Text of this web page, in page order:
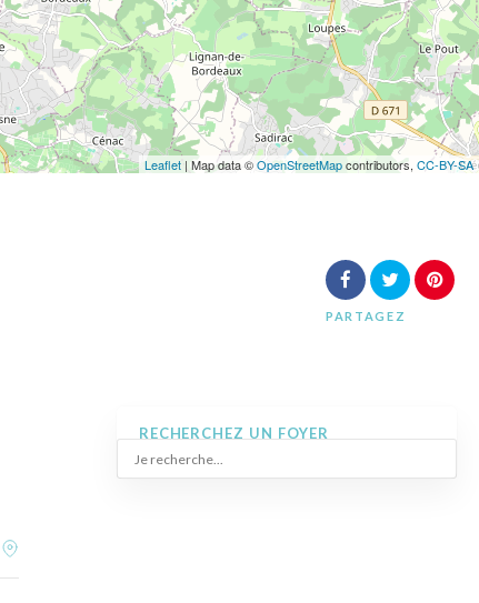
Leaflet | Map data ©OpenStreetMapcontributors, CC-BY-SA
PARTAGEZ
RECHERCHEZ UN FOYER